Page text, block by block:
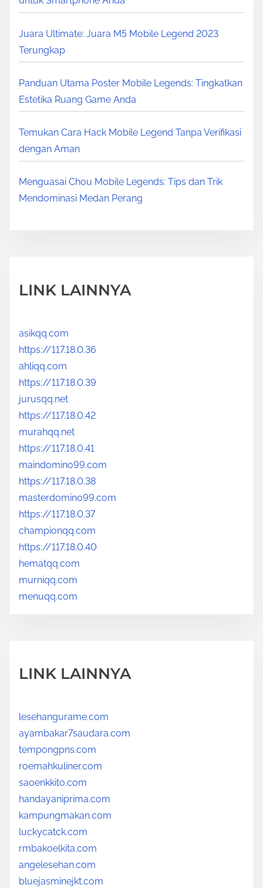
Juara Ultimate: Juara M5 Mobile Legend 2023
Terungkap
Panduan Utama Poster Mobile Legends: Tingkatkan
Estetika Ruang Game Anda
Temukan Cara Hack Mobile Legend Tanpa Verifikasi
dengan Aman
Menguasai Chou Mobile Legends: Tips dan Trik
Mendominasi Medan Perang
LINK LAINNYA
asikqq.com
https://117.18.0.36
ahliqq.com
https://117.18.0.39
jurusqq.net
https://117.18.0.42
murahqq.net
https://117.18.0.41
maindomino99.com
https://117.18.0.38
masterdomino99.com
https://117.18.0.37
championqq.com
https://117.18.0.40
hematqq.com
murniqq.com
menuqq.com
LINK LAINNYA
lesehangurame.com
ayambakar7saudara.com
tempongpns.com
roemahkuliner.com
saoenkkito.com
handayaniprima.com
kampungmakan.com
luckycatck.com
rmbakoelkita.com
angelesehan.com
bluejasminejkt.com